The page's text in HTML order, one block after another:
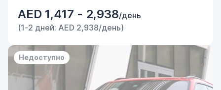
AED 1,417 - 2,938/день
(1-2 дней: AED 2,938/день)
Недоступно